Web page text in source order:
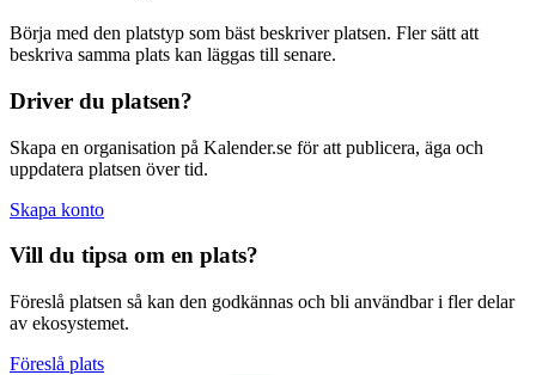
Börja med den platstyp som bäst beskriver platsen. Fler sätt att
beskriva samma plats kan läggas till senare.
Driver du platsen?
Skapa en organisation på Kalender.se för att publicera, äga och
uppdatera platsen över tid.
Skapa konto
Vill du tipsa om en plats?
Föreslå platsen så kan den godkännas och bli användbar i fler delar
av ekosystemet.
Föreslå plats